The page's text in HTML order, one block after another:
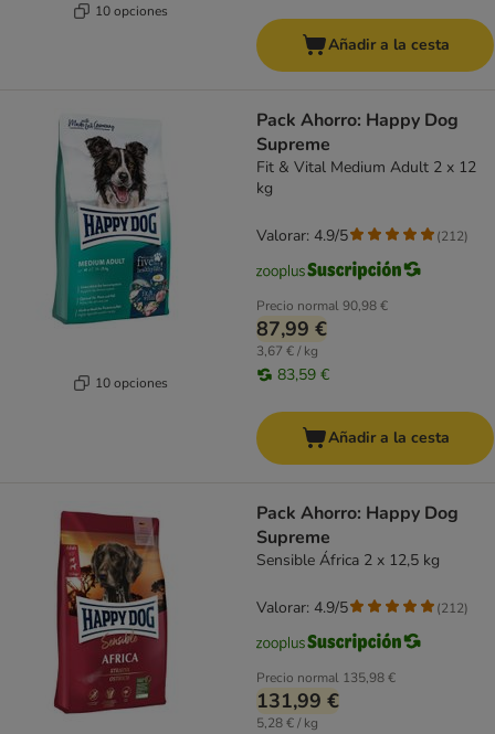
10 opciones
Añadir a la cesta
10 opciones
Pack Ahorro: Happy Dog
Supreme
Fit & Vital Medium Adult 2 x 12
kg
Precio normal90,98 €
87,99 €
3,67 € / kg
83,59 €
Valorar: 4.9/5 (212)
Añadir a la cesta
Pack Ahorro: Happy Dog
Supreme
Sensible África 2 x 12,5 kg
Precio normal 135,98 €
131,99 €
5,28 € / kg
Valorar: 4.9/5 (212)